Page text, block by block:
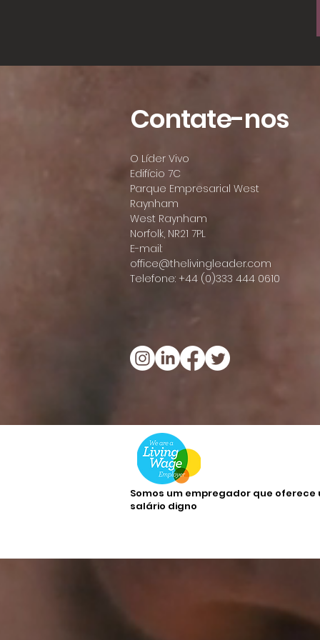
Contate-nos
O Líder Vivo
Edifício 7C
Parque Empresarial West
Raynham
West Raynham
Norfolk, NR21 7PL
E-mail:
office@thelivingleader.com
Telefone: +44 (0)333 444 0610
Somos um empregador que oferece
salário digno